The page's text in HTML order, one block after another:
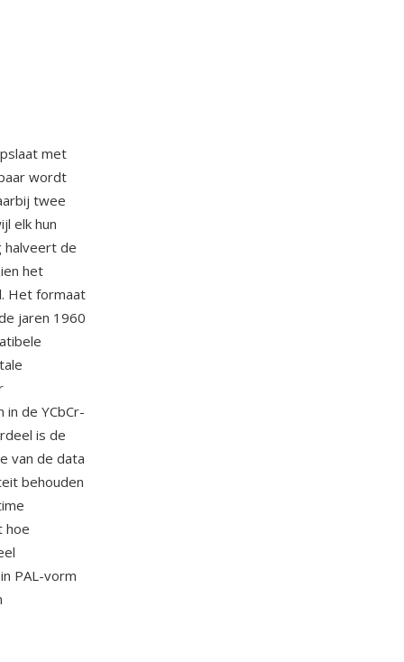
met
wordt
twee
elk hun
halveert de
het
Het formaat
jaren 1960
de YCbCr-
is de
van de data
behouden
hoe
PAL-vorm